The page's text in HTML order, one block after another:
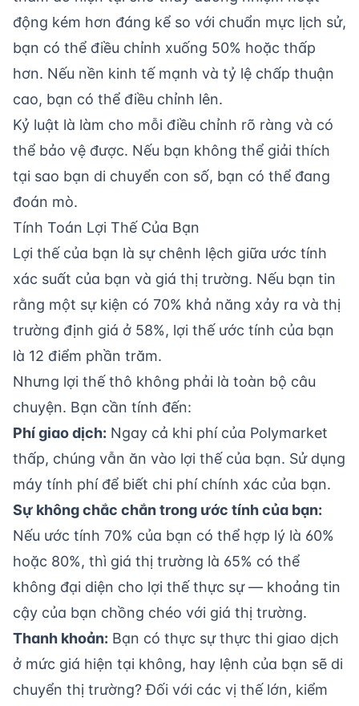
động kém hơn đáng kể so với chuẩn mực lịch sử,
bạn có thể điều chỉnh xuống 50% hoặc thấp
hơn. Nếu nền kinh tế mạnh và tỷ lệ chấp thuận
cao, bạn có thể điều chỉnh lên.
Kỷ luật là làm cho mỗi điều chỉnh rõ ràng và có
thể bảo vệ được. Nếu bạn không thể giải thích
tại sao bạn di chuyển con số, bạn có thể đang
đoán mò.
Tính Toán Lợi Thế Của Bạn
Lợi thế của bạn là sự chênh lệch giữa ước tính
xác suất của bạn và giá thị trường. Nếu bạn tin
rằng một sự kiện có 70% khả năng xảy ra và thị
trường định giá ở 58%, lợi thế ước tính của bạn
là 12 điểm phần trăm.
Nhưng lợi thế thô không phải là toàn bộ câu
chuyện. Bạn cần tính đến:
Phí giao dịch: Ngay cả khi phí của Polymarket
thấp, chúng vẫn ăn vào lợi thế của bạn. Sử dụng
máy tính phíđể biết chi phí chính xác của bạn.
Sự không chắc chắn trong ước tính của bạn:
Nếu ước tính 70% của bạn có thể hợp lý là 60%
hoặc 80%, thì giá thị trường là 65% có thể
không đại diện cho lợi thế thực sự — khoảng tin
cậy của bạn chồng chéo với giá thị trường.
Thanh khoản: Bạn có thực sự thực thi giao dịch
ở mức giá hiện tại không, hay lệnh của bạn sẽ di
chuyển thị trường? Đối với các vị thế lớn, kiểm